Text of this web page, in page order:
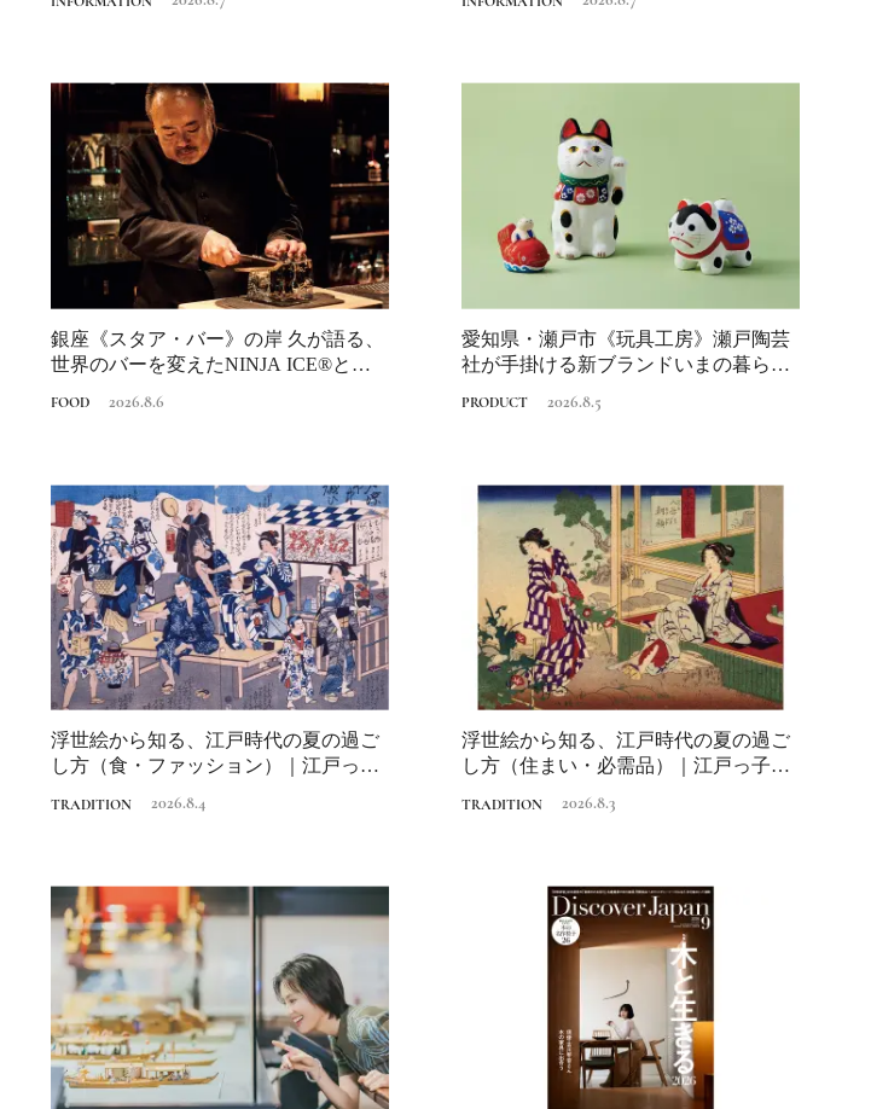
銀座《スタア・バー》の岸 久が語る、
世界のバーを変えたNINJA ICE®と
FOOD 2026.8.6
愛知県・瀬戸市《玩具工房》瀬戸陶芸
社が手掛ける新ブランドいまの暮らし
PRODUCT 2026.8.5
浮世絵から知る、江戸時代の夏の過ご
し方（食・ファッション）｜江戸っ子
TRADITION 2026.8.4
浮世絵から知る、江戸時代の夏の過ご
し方（住まい・必需品）｜江戸っ子の
TRADITION 2026.8.3